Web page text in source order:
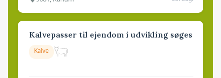
Kalvepasser til ejendom i udvikling søges
Kalve